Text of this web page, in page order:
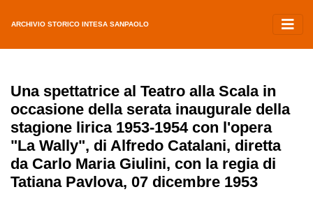
ARCHIVIO STORICO INTESA SANPAOLO
Una spettatrice al Teatro alla Scala in
occasione della serata inaugurale della
stagione lirica 1953-1954 con l'opera
"La Wally", di Alfredo Catalani, diretta
da Carlo Maria Giulini, con la regia di
Tatiana Pavlova, 07 dicembre 1953